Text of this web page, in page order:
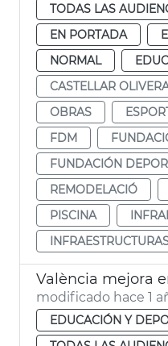
TODAS LAS
EN PORTADA
NORMAL
CASTELLAR
OBRAS
FDM
FUNDACIÓN
REMODELACIÓ
PISCINA
modificado hace 1
EDUCACIÓN Y